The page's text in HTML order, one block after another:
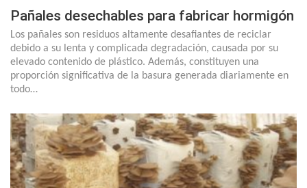
Pañales desechables para fabricar hormigón
Los pañales son residuos altamente desafiantes de reciclar
debido a su lenta y complicada degradación, causada por su
elevado contenido de plástico. Además, constituyen una
proporción significativa de la basura generada diariamente en
todo…